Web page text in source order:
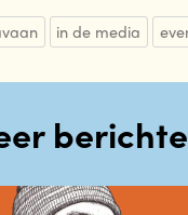
in de media